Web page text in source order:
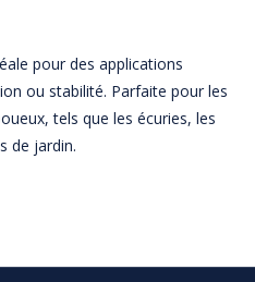
pour des applications
ou stabilité. Parfaite pour les
tels que les écuries, les
de jardin.